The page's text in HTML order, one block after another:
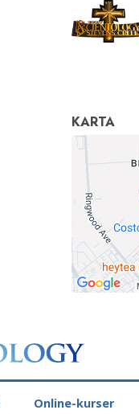
KARTA
Online-kurser